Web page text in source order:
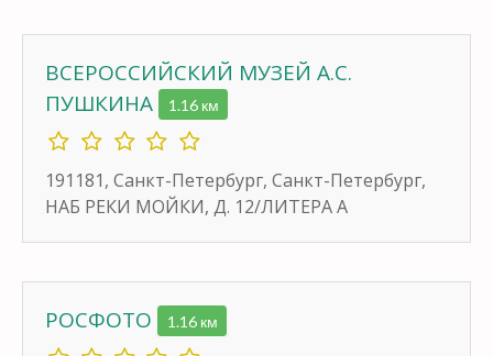
ВСЕРОССИЙСКИЙ МУЗЕЙ А.С.
ПУШКИНА
1.16 км
191181, Санкт-Петербург, Санкт-Петербург,
НАБ РЕКИ МОЙКИ, Д. 12/ЛИТЕРА А
РОСФОТО 1.16 км